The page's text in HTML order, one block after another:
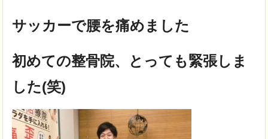
サッカーで腰を痛めました
初めての整骨院、とっても緊張しま
した(笑)